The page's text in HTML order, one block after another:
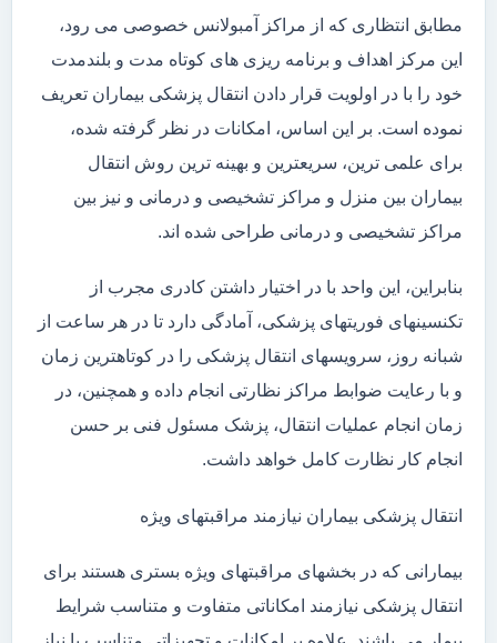
مطابق انتظاری که از مراکز آمبولانس خصوصی می رود،
این مرکز اهداف و برنامه ریزی های کوتاه مدت و بلندمدت
خود را با در اولویت قرار دادن انتقال پزشکی بیماران تعریف
نموده است. بر این اساس، امکانات در نظر گرفته شده،
برای علمی ترین، سریعترین و بهینه ترین روش انتقال
بیماران بین منزل و مراکز تشخیصی و درمانی و نیز بین
مراکز تشخیصی و درمانی طراحی شده اند.
بنابراین، این واحد با در اختیار داشتن کادری مجرب از
تکنسینهای فوریتهای پزشکی، آمادگی دارد تا در هر ساعت از
شبانه روز، سرویسهای انتقال پزشکی را در کوتاهترین زمان
و با رعایت ضوابط مراکز نظارتی انجام داده و همچنین، در
زمان انجام عملیات انتقال، پزشک مسئول فنی بر حسن
انجام کار نظارت کامل خواهد داشت.
انتقال پزشکی بیماران نیازمند مراقبتهای ویژه
بیمارانی که در بخشهای مراقبتهای ویژه بستری هستند برای
انتقال پزشکی نیازمند امکاناتی متفاوت و متناسب شرایط